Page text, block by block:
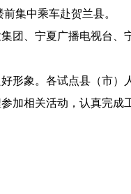
集中乘车赴贺兰县。
团、宁夏广播电视台、
形象。各试点县（市）
加相关活动，认真完成